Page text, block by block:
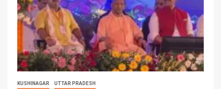
KUSHINAGAR UTTAR PRADESH